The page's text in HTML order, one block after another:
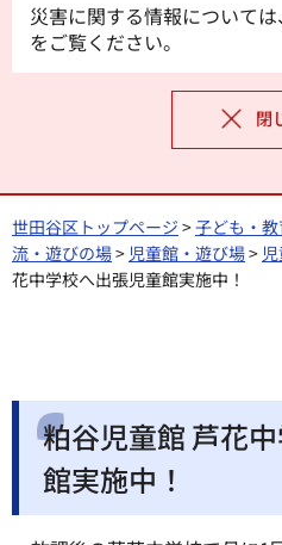
災害に関する情報については
をご覧ください。
閉
世田谷区トップページ >子ども・
流・遊びの場> 児童館・遊び場>
花中学校へ出張児童館実施中！
粕谷児童館 芦花
館実施中！